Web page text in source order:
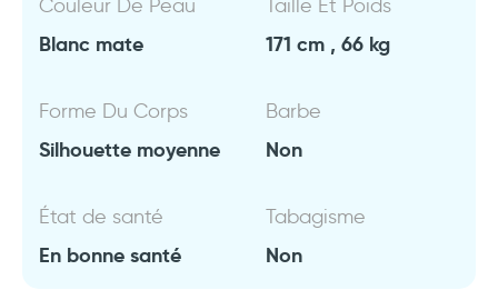
Couleur De Peau
Blanc mate
Taille Et Poids
171 cm , 66 kg
Forme Du Corps
Silhouette moyenne
Barbe
Non
État de santé
En bonne santé
Tabagisme
Non